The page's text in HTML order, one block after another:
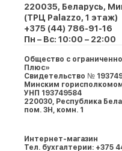
220035, Беларусь,
(ТРЦ Palazzo, 1 этаж)
+375 (44) 786-91-16
Пн – Вс: 10:00 – 22:00
Общество с
Плюс»
Свидетельство №
Минским
УНП 193749584
220030, Республика
пом. 3Н, комн. 1
Интернет-магазин
Тел. бухгалтерии: +375